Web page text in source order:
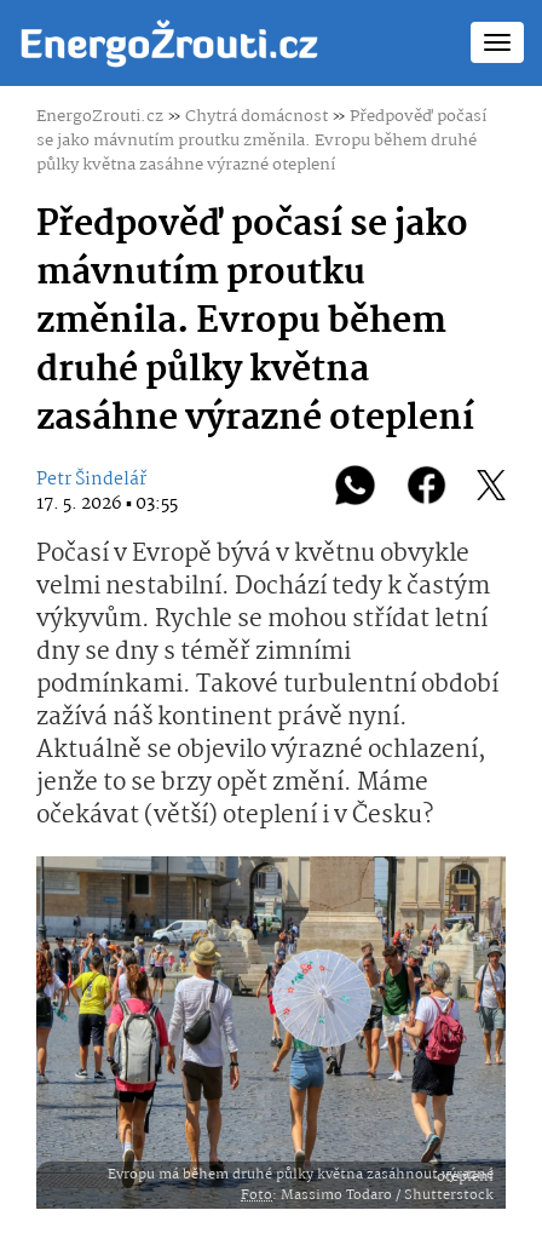
EnergoZrouti.cz»Chytrá domácnost»Předpověď počasí
se jako mávnutím proutku změnila. Evropu během druhé
půlky května zasáhne výrazné oteplení
Předpověď počasí se jako
mávnutím proutku
změnila. Evropu během
druhé půlky května
zasáhne výrazné oteplení
Petr Šindelář
17. 5. 2026 ▪ 03:55
Počasí v Evropě bývá v květnu obvykle
velmi nestabilní. Dochází tedy k častým
výkyvům. Rychle se mohou střídat letní
dny se dny s téměř zimními
podmínkami. Takové turbulentní období
zažívá náš kontinent právě nyní.
Aktuálně se objevilo výrazné ochlazení,
jenže to se brzy opět změní. Máme
očekávat (větší) oteplení i v Česku?
Evropu má během druhé půlky května zasáhnout výrazné oteplení
Foto: Massimo Todaro / Shutterstock